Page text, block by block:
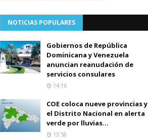
NOTICIAS POPULARES
Gobiernos de República
Dominicana y Venezuela
anuncian reanudación de
servicios consulares
14:16
COE coloca nueve provincias y
el Distrito Nacional en alerta
verde por lluvias...
13:58